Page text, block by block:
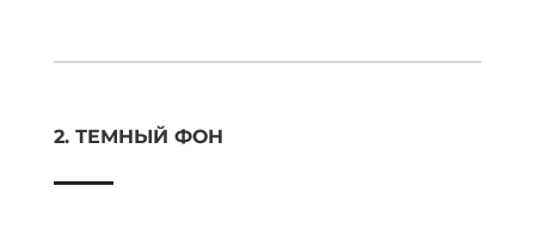
2. ТЕМНЫЙ ФОН